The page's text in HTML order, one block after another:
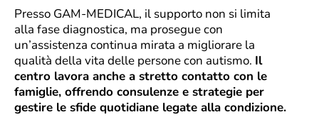
Presso GAM-MEDICAL, il supporto non si limita
alla fase diagnostica, ma prosegue con
un’assistenza continua mirata a migliorare la
qualità della vita delle persone con autismo. Il
centro lavora anche a stretto contatto con le
famiglie, offrendo consulenze e strategie per
gestire le sfide quotidiane legate alla condizione.